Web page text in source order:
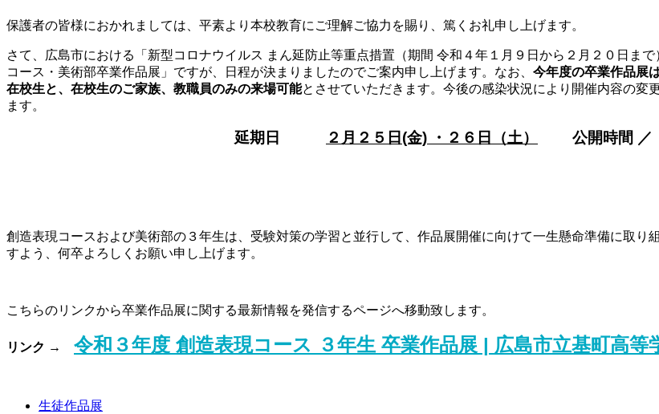
保護者の皆様におかれましては、平素より本校教育にご理解ご協力を賜り、篤くお礼申し上げます。
さて、広島市における「新型コロナウイルス まん延防止等重点措置（期間 令和４年１月９日から２月２０日ま
コース・美術部卒業作品展」ですが、日程が決まりましたのでご案内申し上げます。なお、 今年度の卒業作品展
在校生と、在校生のご家族、教職員のみの来場可能とさせていただきます。今後の感染状況により開催内容の変
ます。
延期日 ２月２５日(金) ・２６日（土）
公開時間 ／【
【 第２部（13時〜
【 第３部（15時〜
創造表現コースおよび美術部の３年生は、受験対策の学習と並行して、作品展開催に向けて一生懸命準備に取
すよう、何卒よろしくお願い申し上げます。
こちらのリンクから卒業作品展に関する最新情報を発信するページへ移動致します。
リンク → 令和３年度 創造表現コース ３年生 卒業作品展 | 広島市立基町高
生徒作品展